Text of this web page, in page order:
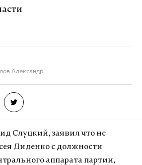
Александр
Слуцкий, заявил что не
Диденко с должности
аппарата партии,